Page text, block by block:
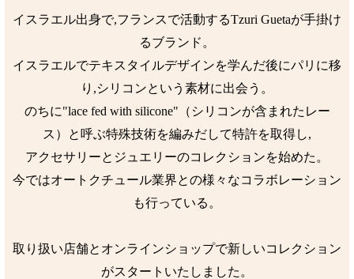
イスラエル出身で,フランスで活動するTzuri Guetaが手掛け
るブランド。
イスラエルでテキスタイルデザインを学んだ後にパリに移
り,シリコンという素材に出会う。
のちに"lace fed with silicone"（シリコンが含まれたレー
ス）と呼ぶ特殊技術を編みだして特許を取得し,
アクセサリーとジュエリーのコレクションを始めた。
今ではオートクチュール業界との様々なコラボレーション
も行っている。
取り扱い店舗とオンラインショップで新しいコレクション
がスタートいたしました。